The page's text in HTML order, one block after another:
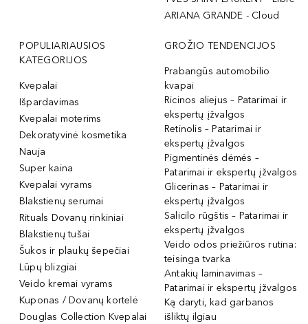
ARIANA GRANDE - Cloud
POPULIARIAUSIOS
KATEGORIJOS
Kvepalai
Išpardavimas
Kvepalai moterims
Dekoratyvinė kosmetika
Nauja
Super kaina
Kvepalai vyrams
Blakstienų serumai
Rituals Dovanų rinkiniai
Blakstienų tušai
Šukos ir plaukų šepečiai
Lūpų blizgiai
Veido kremai vyrams
Kuponas / Dovanų kortelė
Douglas Collection Kvepalai
GROŽIO TENDENCIJOS
Prabangūs automobilio
kvapai
Ricinos aliejus – Patarimai ir
ekspertų įžvalgos
Retinolis – Patarimai ir
ekspertų įžvalgos
Pigmentinės dėmės –
Patarimai ir ekspertų įžvalgos
Glicerinas – Patarimai ir
ekspertų įžvalgos
Salicilo rūgštis – Patarimai ir
ekspertų įžvalgos
Veido odos priežiūros rutina:
teisinga tvarka
Antakių laminavimas –
Patarimai ir ekspertų įžvalgos
Ką daryti, kad garbanos
išliktų ilgiau